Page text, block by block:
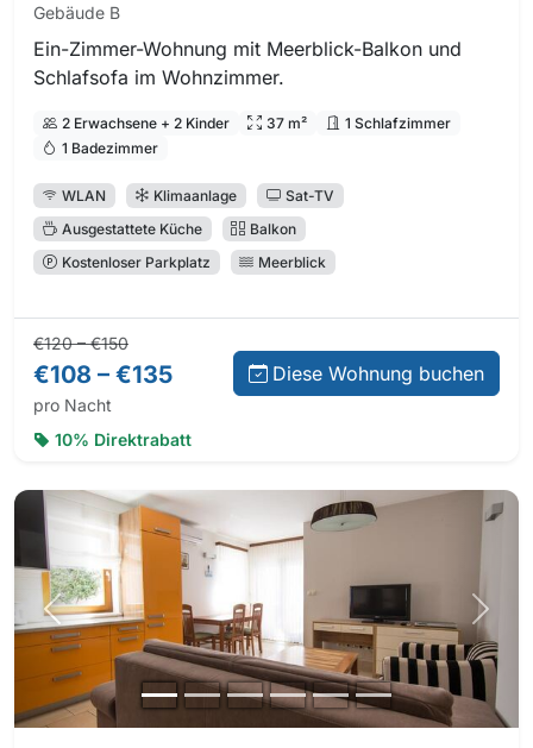
Gebäude B
Ein-Zimmer-Wohnung mit Meerblick-Balkon und
Schlafsofa im Wohnzimmer.
2 Erwachsene + 2 Kinder 37 m²
1 Schlafzimmer
1 Badezimmer
WLAN Klimaanlage
Sat-TV
Ausgestattete Küche
Balkon
Kostenloser Parkplatz
Meerblick
Normalpreis:
€120 – €150Preis bei Direktbuchung:
€108 – €135
pro Nacht
Diese Wohnung buchen
10% Direktrabatt
Vorheriges Foto